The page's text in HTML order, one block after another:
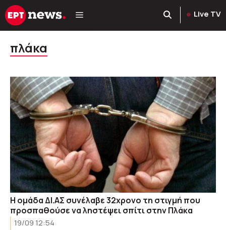
Μετάβαση
σε
Live TV
πλάκα
Η ομάδα ΔΙ.ΑΣ συνέλαβε 32χρονο τη στιγμή που
προσπαθούσε να ληστέψει σπίτι στην Πλάκα
19/09 12:54